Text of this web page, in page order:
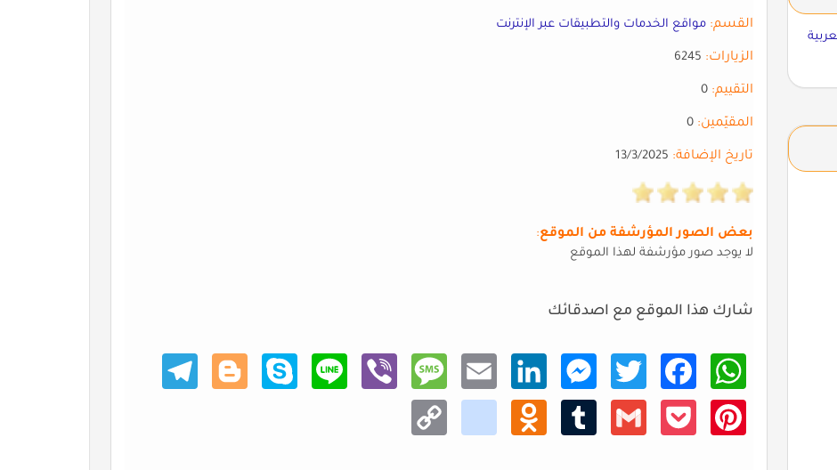
القسم: مواقع الخدمات والتطبيقات عبر الإنترنت
الزيارات:
التقييم:
المقيّمين:
تاريخ الإضافة:
بعض الصور المؤرشفة من الموقع:
لا يوجد صور مؤرشفة لهذا الموقع
شارك هذا الموقع مع اصدقائك
What
sApp
Faceb
ook
Twitt
er
Mess
enger
Linke
dIn
Email
Mess
age
Viber
Line
Skype
Blogg
er
Teleg
ram
Pinte
rest
Pocke
Gmail
Tumb
Odno
klass
niki
Copy
Link